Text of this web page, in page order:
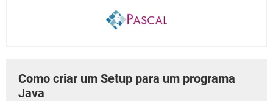
Como criar um Setup para um programa
Java